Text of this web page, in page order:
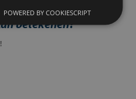
voor uw
betekenen?
POWERED BY COOKIESCRIPT